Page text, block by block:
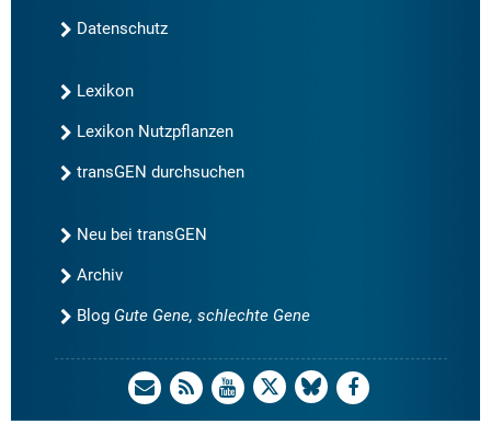
Datenschutz
Lexikon
Lexikon Nutzpflanzen
transGEN durchsuchen
Neu bei transGEN
Archiv
Blog Gute Gene, schlechte Gene